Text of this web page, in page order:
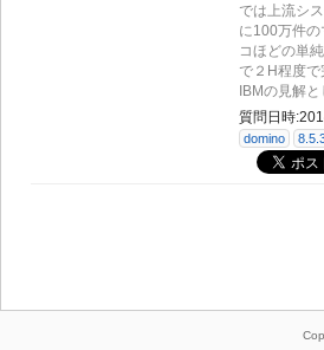
では上流シ
に100万件
コほどの単
で２H程度
IBMの見解
質問日時:
domino